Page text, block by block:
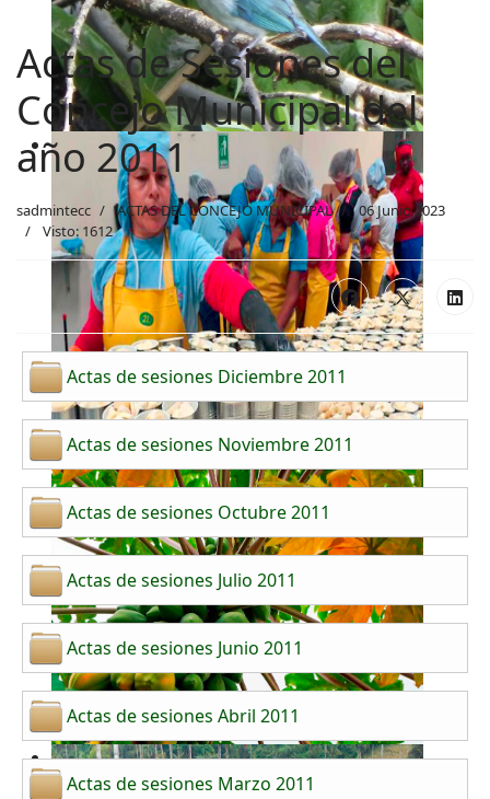
Actas de Sesiones del
Concejo Municipal del
año 2011
sadmintecc ACTAS DEL CONCEJO MUNICIPAL
06 Junio 2023
Visto: 1612
Actas de sesiones Diciembre 2011
Actas de sesiones Noviembre 2011
Actas de sesiones Octubre 2011
Actas de sesiones Julio 2011
Actas de sesiones Junio 2011
Actas de sesiones Abril 2011
Actas de sesiones Marzo 2011